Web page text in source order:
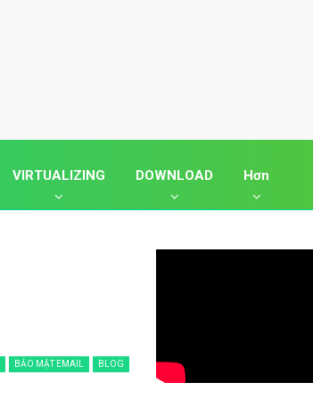
VIRTUALIZING DOWNLOAD Hơn
BẢO MẬT EMAIL BLOG